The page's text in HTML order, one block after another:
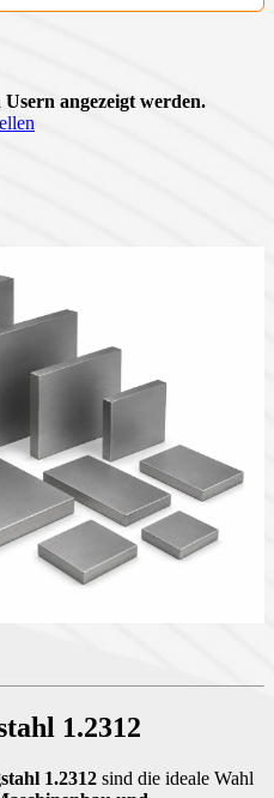
angezeigt werden.
1.2312
1.2312 sind die ideale Wahl